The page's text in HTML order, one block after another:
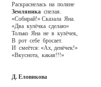
Раскраснелась на поляне
Земляникаспелая.
«Собирай!» Сказала Яна.
«Два кулёчка сделаю»
Только Яна не в кулёчек,
В рот себе бросает.
И смеётся: «Ах, денёчек!»
«Вкуснота, какая!!!»
Д. Еловикова